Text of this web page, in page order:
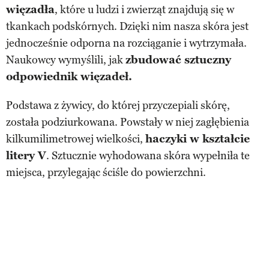
więzadła, które u ludzi i zwierząt znajdują się w
tkankach podskórnych. Dzięki nim nasza skóra jest
jednocześnie odporna na rozciąganie i wytrzymała.
Naukowcy wymyślili, jakzbudować sztuczny
odpowiednik więzadeł.
Podstawa z żywicy, do której przyczepiali skórę,
została podziurkowana. Powstały w niej zagłębienia
kilkumilimetrowej wielkości, haczyki w kształcie
litery V. Sztucznie wyhodowana skóra wypełniła te
miejsca, przylegając ściśle do powierzchni.